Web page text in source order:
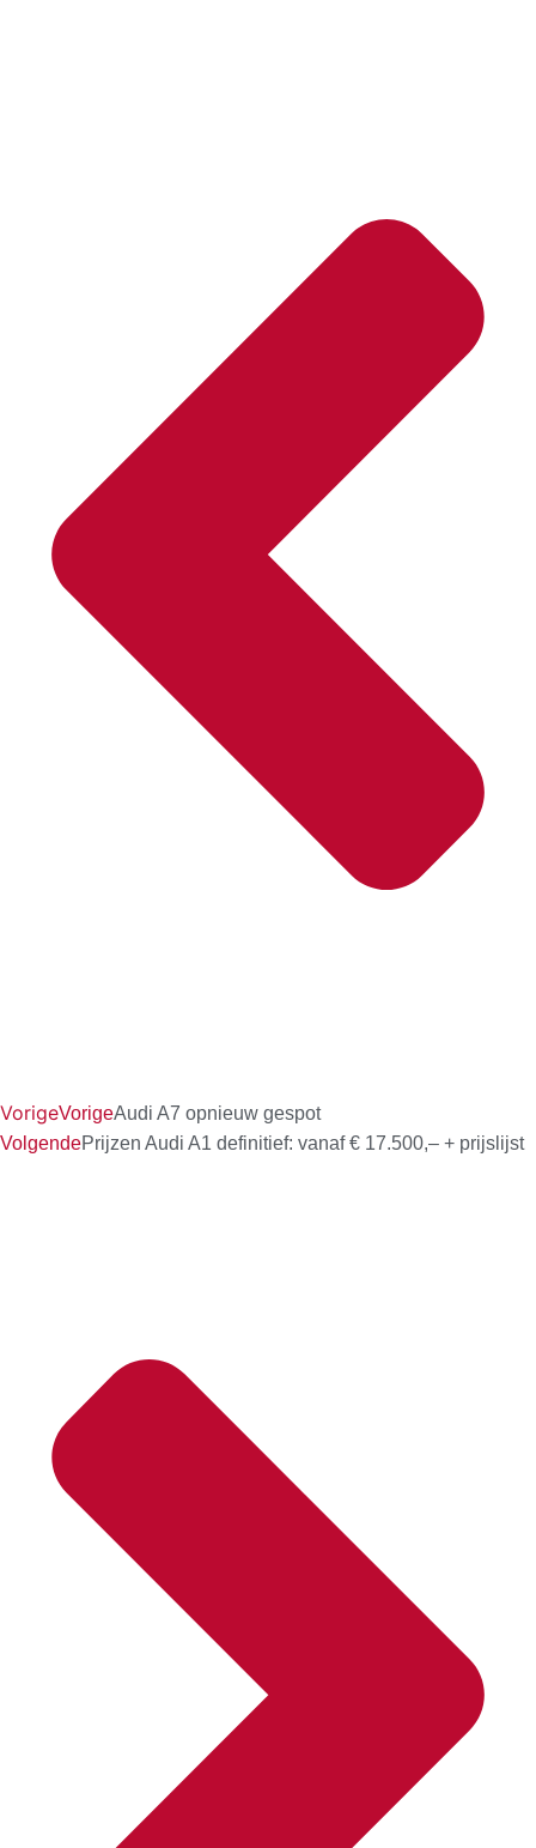
VorigeVorigeAudi A7 opnieuw gespot
VolgendePrijzen Audi A1 definitief: vanaf € 17.500,– + prijslijst